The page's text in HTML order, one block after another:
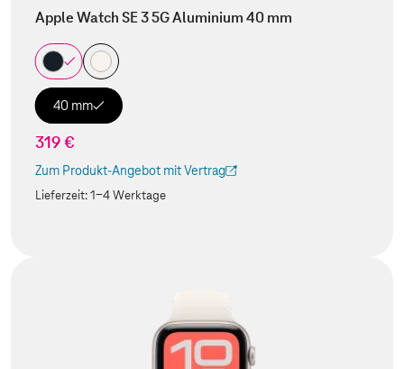
Apple Watch SE 3 5G Aluminium 40 mm
40 mm
319 €
Zum Produkt-Angebot mit Vertrag
(Der Link wird in einem neuen Tab geöffnet)
Lieferzeit:1-4 Werktage